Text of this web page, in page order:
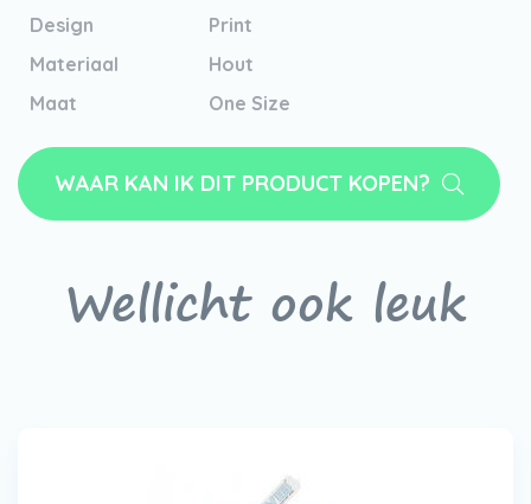
Design
Print
Materiaal
Hout
Maat
One Size
WAAR KAN IK DIT PRODUCT KOPEN?
Wellicht ook leuk